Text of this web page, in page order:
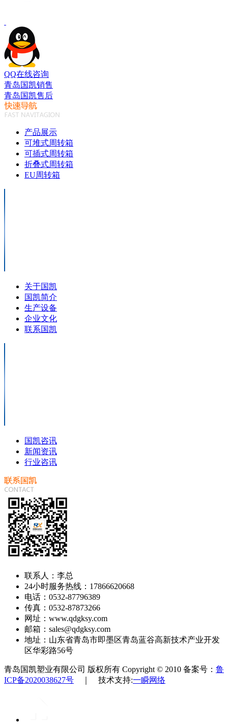
QQ在线咨询
青岛国凯销售
青岛国凯售后
产品展示
可堆式周转箱
可插式周转箱
折叠式周转箱
EU周转箱
关于国凯
国凯简介
生产设备
企业文化
联系国凯
国凯咨讯
新闻资讯
行业咨讯
联系人：李总
24小时服务热线：17866620668
电话：0532-87796389
传真：0532-87873266
网址：www.qdgksy.com
邮箱：sales@qdgksy.com
地址：山东省青岛市即墨区青岛蓝谷高新技术产业开发
区华彩路56号
青岛国凯塑业有限公司 版权所有 Copyright © 2010 备案号： 鲁
ICP备2020038627号 ｜ 技术支持:一瞬网络